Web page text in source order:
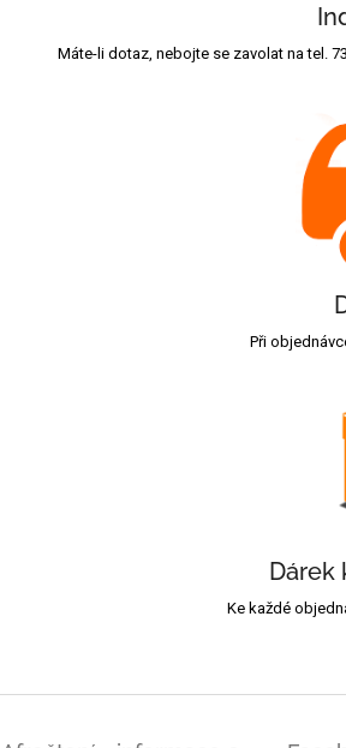
Máte-li dotaz, nebojte se zavolat na tel.
Při
Dárek
Ke každé